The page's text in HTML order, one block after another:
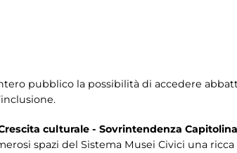
pubblico la possibilità di accedere
culturale - Sovrintendenza
spazi del Sistema Musei Civici una